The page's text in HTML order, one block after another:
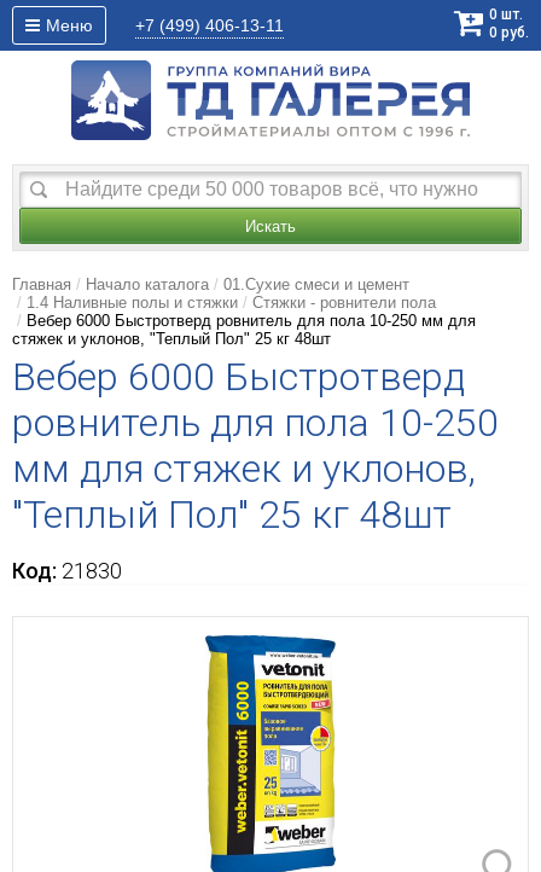
Меню +7 (499) 406-13-11
0 шт.
0 руб.
Искать
Главная Начало каталога
01.Сухие смеси и цемент
1.4 Наливные полы и стяжки
Стяжки - ровнители пола
Вебер 6000 Быстротверд ровнитель для пола 10-250 мм для
стяжек и уклонов, "Теплый Пол" 25 кг 48шт
Вебер 6000 Быстротверд
ровнитель для пола 10-250
мм для стяжек и уклонов,
"Теплый Пол" 25 кг 48шт
Код: 21830